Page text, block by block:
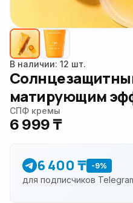
В наличии: 12 шт.
матирующим
СПФ кремы
6 999 ₸
6 400 ₸ -9%
для подписчиков